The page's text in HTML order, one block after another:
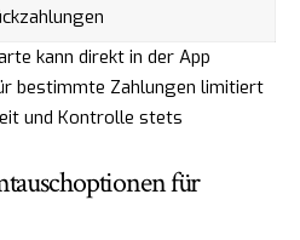
kann direkt in der App
bestimmte Zahlungen limitiert
und Kontrolle stets
für